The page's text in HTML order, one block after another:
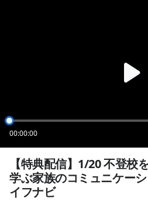
00:00:00
【特典配信】1/20 不登校
学ぶ家族のコミュニケー
イフナビ